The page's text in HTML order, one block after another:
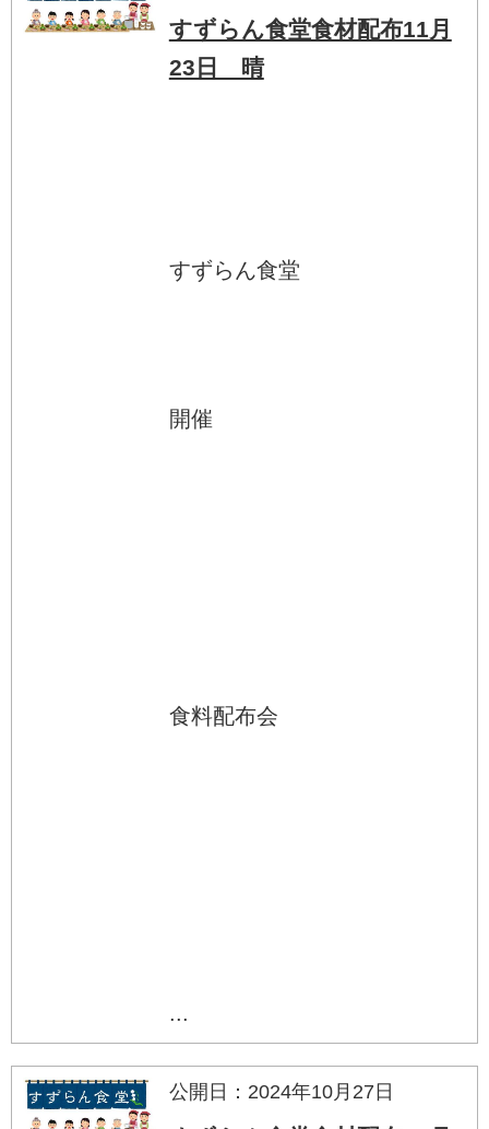
すずらん食堂食材配布11月
23日 晴
すずらん食堂
開催
食料配布会
...
公開日：2024年10月27日